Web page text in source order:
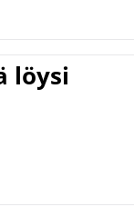
löysi